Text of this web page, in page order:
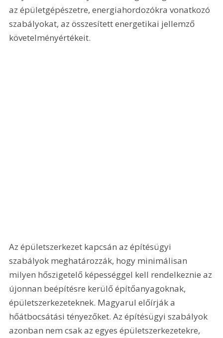
az épületgépészetre, energiahordozókra vonatkozó
szabályokat, az összesített energetikai jellemző
követelményértékeit.
Az épületszerkezet kapcsán az építésügyi
szabályok meghatározzák, hogy minimálisan
milyen hőszigetelő képességgel kell rendelkeznie az
újonnan beépítésre kerülő építőanyagoknak,
épületszerkezeteknek. Magyarul előírják a
hőátbocsátási tényezőket. Az építésügyi szabályok
azonban nem csak az egyes épületszerkezetekre,